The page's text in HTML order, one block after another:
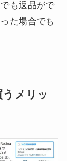
も返品がで
た場合でも
メリッ